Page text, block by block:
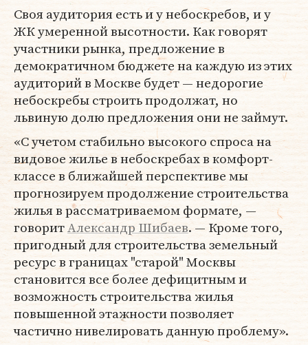
Своя аудитория есть и у небоскребов, и у
ЖК умеренной высотности. Как говорят
участники рынка, предложение в
демократичном бюджете на каждую из этих
аудиторий в Москве будет — недорогие
небоскребы строить продолжат, но
львиную долю предложения они не займут.
«С учетом стабильно высокого спроса на
видовое жилье в небоскребах в комфорт-
классе в ближайшей перспективе мы
прогнозируем продолжение строительства
жилья в рассматриваемом формате, —
говоритАлександр Шибаев. — Кроме того,
пригодный для строительства земельный
ресурс в границах "старой" Москвы
становится все более дефицитным и
возможность строительства жилья
повышенной этажности позволяет
частично нивелировать данную проблему».